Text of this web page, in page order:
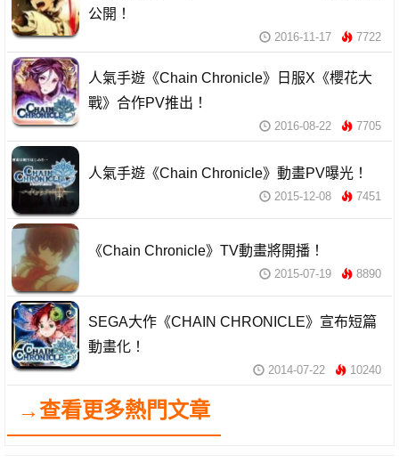
公開！
2016-11-17 7722
人氣手遊《Chain Chronicle》日服X《櫻花大
戰》合作PV推出！
2016-08-22 7705
人氣手遊《Chain Chronicle》動畫PV曝光！
2015-12-08 7451
《Chain Chronicle》TV動畫將開播！
2015-07-19 8890
SEGA大作《CHAIN CHRONICLE》宣布短篇
動畫化！
2014-07-22 10240
→查看更多熱門文章